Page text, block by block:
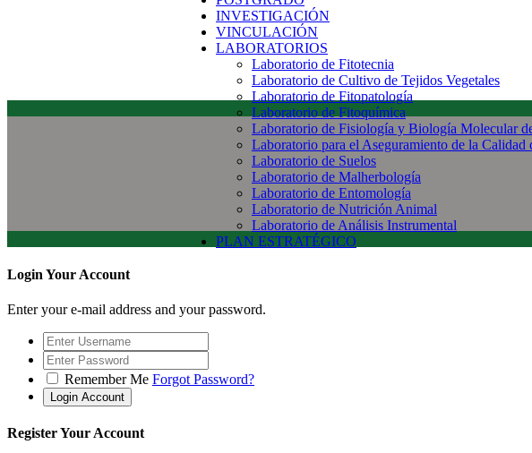
INVESTIGACIÓN
VINCULACIÓN
LABORATORIOS
Laboratorio de Fitotecnia
Laboratorio de Cultivo de Tejidos Vegetales
Laboratorio de Fitopatología
Laboratorio de Fitoquímica
Laboratorio de Fisiología y Biología Molecular
Laboratorio para el Aseguramiento de la
Laboratorio de Suelos
Laboratorio de Malherbología
Laboratorio de Entomología
Laboratorio de Nutrición Animal
Laboratorio de Análisis Instrumental
PLAN ESTRATÉGICO
Login Your Account
Enter your e-mail address and your password.
Remember Me Forgot Password?
Register Your Account